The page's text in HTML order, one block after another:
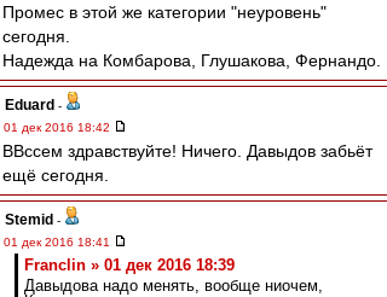
Промес в этой же категории "неуровень"
сегодня.
Надежда на Комбарова, Глушакова, Фернандо.
Eduard -
01 дек 2016 18:42
ВВссем здравствуйте! Ничего. Давыдов забьёт
ещё сегодня.
Stemid -
01 дек 2016 18:41
Franclin » 01 дек 2016 18:39
Давыдова надо менять, вообще ниочем,